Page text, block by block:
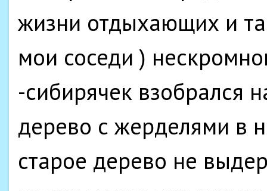
жизни отдыхающих и
мои соседи )
-сибирячек взобрался
дерево с жерделями в
старое дерево не